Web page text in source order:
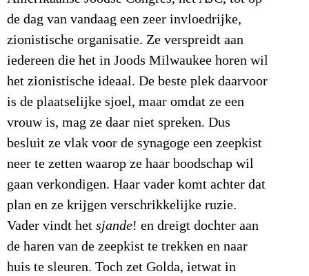
de dag van vandaag een zeer invloedrijke,
zionistische organisatie. Ze verspreidt aan
iedereen die het in Joods Milwaukee horen wil
het zionistische ideaal. De beste plek daarvoor
is de plaatselijke sjoel, maar omdat ze een
vrouw is, mag ze daar niet spreken. Dus
besluit ze vlak voor de synagoge een zeepkist
neer te zetten waarop ze haar boodschap wil
gaan verkondigen. Haar vader komt achter dat
plan en ze krijgen verschrikkelijke ruzie.
Vader vindt het sjande! en dreigt dochter aan
de haren van de zeepkist te trekken en naar
huis te sleuren. Toch zet Golda, ietwat in